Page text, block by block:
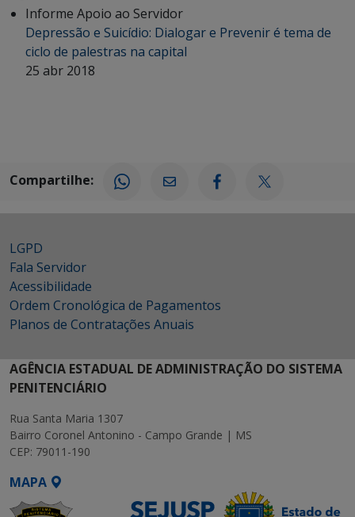
Informe Apoio ao Servidor
Depressão e Suicídio: Dialogar e Prevenir é tema de
ciclo de palestras na capital
25 abr 2018
Compartilhe:
LGPD
Fala Servidor
Acessibilidade
Ordem Cronológica de Pagamentos
Planos de Contratações Anuais
AGÊNCIA ESTADUAL DE ADMINISTRAÇÃO DO SISTEMA
PENITENCIÁRIO
Rua Santa Maria 1307
Bairro Coronel Antonino - Campo Grande | MS
CEP: 79011-190
MAPA